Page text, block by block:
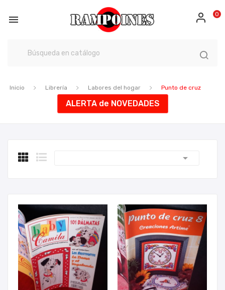
 0
Inicio Librería Labores del hogar Punto de cruz
ALERTA de NOVEDADES
